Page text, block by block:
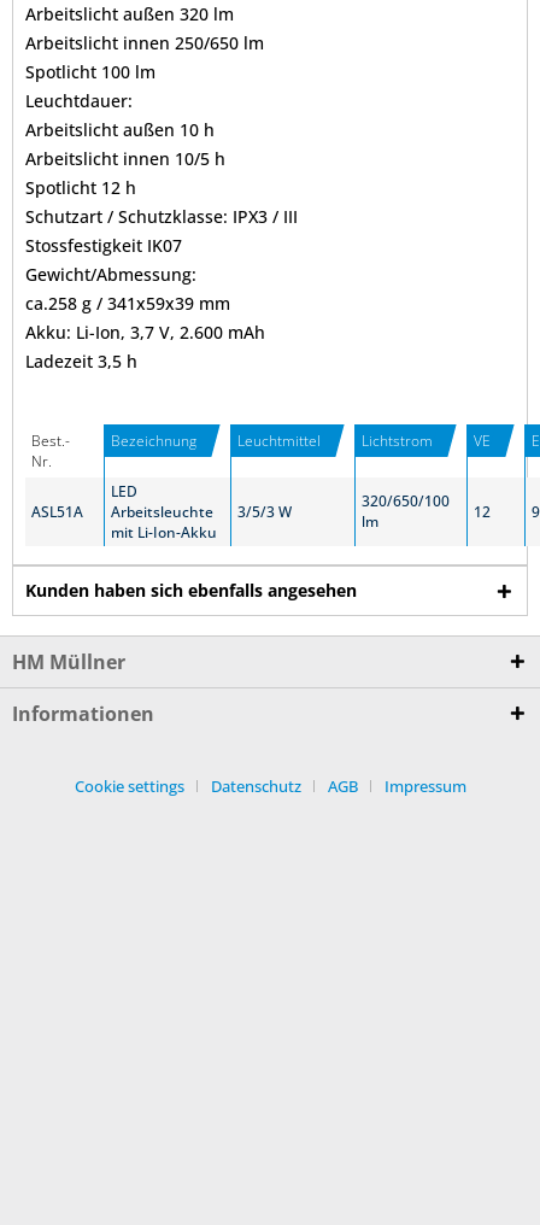
Arbeitslicht außen 320 lm
Arbeitslicht innen 250/650 lm
Spotlicht 100 lm
Leuchtdauer:
Arbeitslicht außen 10 h
Arbeitslicht innen 10/5 h
Spotlicht 12 h
Schutzart / Schutzklasse: IPX3 / III
Stossfestigkeit IK07
Gewicht/Abmessung:
ca.258 g / 341x59x39 mm
Akku: Li-Ion, 3,7 V, 2.600 mAh
Ladezeit 3,5 h
Best.-
Nr.
Bezeichnung Leuchtmittel Lichtstrom VE
ASL51A
LED
Arbeitsleuchte
mit Li-Ion-Akku
3/5/3 W
320/650/100
lm
12
Kunden haben sich ebenfalls angesehen
HM Müllner
Informationen
Cookie settings Datenschutz AGB Impressum